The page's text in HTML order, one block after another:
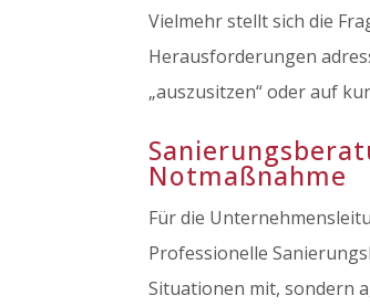
Vielmehr stellt sich die
Herausforderungen
„auszusitzen“ oder auf
Notmaßnahme
Für die
Professionelle
Situationen mit, sondern